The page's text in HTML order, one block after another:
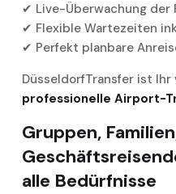
✔ Live-Überwachung der
✔ Flexible Wartezeiten
✔ Perfekt planbare
DüsseldorfTransfer ist
professionelle Airport-
Gruppen,
alle Bedürfnisse